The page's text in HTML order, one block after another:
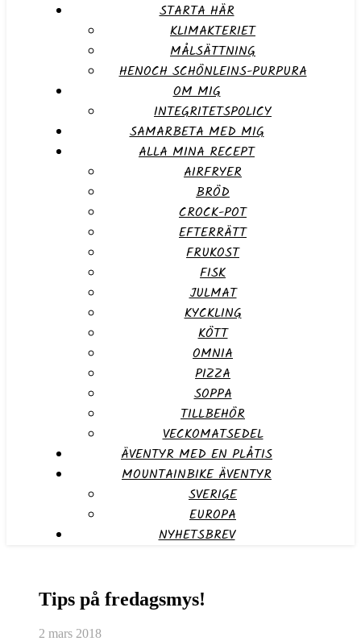
STARTA HÄR
KLIMAKTERIET
MÅLSÄTTNING
HENOCH SCHÖNLEINS-PURPURA
OM MIG
INTEGRITETSPOLICY
SAMARBETA MED MIG
ALLA MINA RECEPT
AIRFRYER
BRÖD
CROCK-POT
EFTERRÄTT
FRUKOST
FISK
JULMAT
KYCKLING
KÖTT
OMNIA
PIZZA
SOPPA
TILLBEHÖR
VECKOMATSEDEL
ÄVENTYR MED EN PLÅTIS
MOUNTAINBIKE ÄVENTYR
SVERIGE
EUROPA
NYHETSBREV
Tips på fredagsmys!
2 mars 2018